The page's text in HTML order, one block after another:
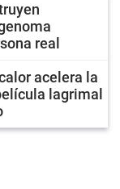
real
acelera la
lagrimal